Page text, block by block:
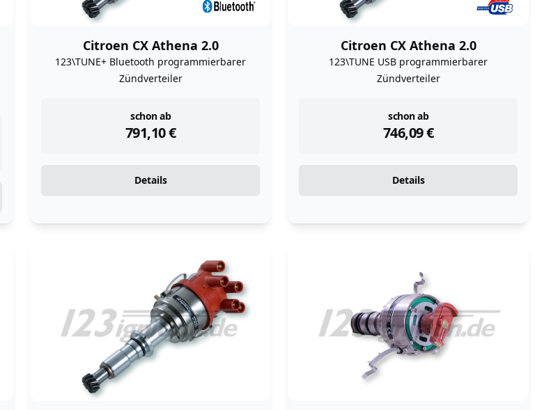
Citroen CX Athena 2.0
123\TUNE+ Bluetooth programmierbarer
Zündverteiler
schon ab
791,10€
instock
Details
Citroen CX Athena 2.0
123\TUNE USB programmierbarer
Zündverteiler
schon ab
746,09€
instock
Details